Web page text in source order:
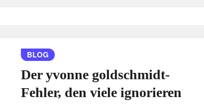
BLOG
Der yvonne goldschmidt-
Fehler, den viele ignorieren